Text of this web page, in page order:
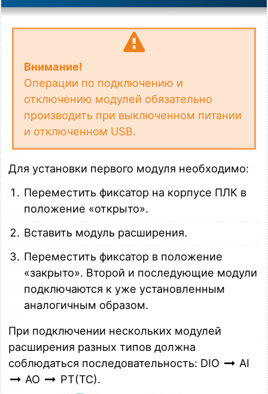
Внимание!
Операции по подключению и
отключению модулей обязательно
производить при выключенном питании
и отключенном USB.
Для установки первого модуля необходимо:
Переместить фиксатор на корпусе ПЛК в
положение «открыто».
Вставить модуль расширения.
Переместить фиксатор в положение
«закрыто». Второй и последующие модули
подключаются к уже установленным
аналогичным образом.
При подключении нескольких модулей
расширения разных типов должна
соблюдаться последовательность: DIO
AI
AO
PT(TC).